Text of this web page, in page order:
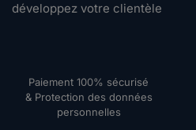
développez votre clientèle
Paiement 100% sécurisé
& Protection des données
personnelles